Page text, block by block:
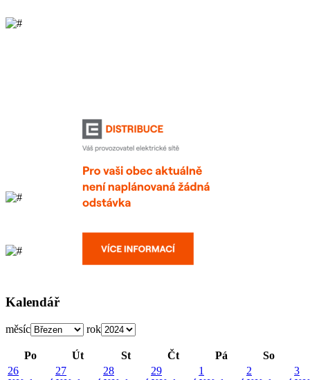
Kalendář
měsíc rok
Po Út St Čt Pá
So
26
27
28
29
1
2
3